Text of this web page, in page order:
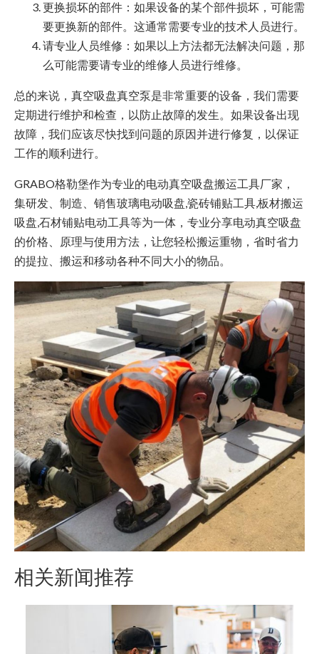
更换损坏的部件：如果设备的某个部件损坏，可能需
要更换新的部件。这通常需要专业的技术人员进行。
请专业人员维修：如果以上方法都无法解决问题，那
么可能需要请专业的维修人员进行维修。
总的来说，真空吸盘真空泵是非常重要的设备，我们需要
定期进行维护和检查，以防止故障的发生。如果设备出现
故障，我们应该尽快找到问题的原因并进行修复，以保证
工作的顺利进行。
GRABO格勒堡作为专业的电动真空吸盘搬运工具厂家，
集研发、制造、销售玻璃电动吸盘,瓷砖铺贴工具,板材搬运
吸盘,石材铺贴电动工具等为一体，专业分享电动真空吸盘
的价格、原理与使用方法，让您轻松搬运重物，省时省力
的提拉、搬运和移动各种不同大小的物品。
相关新闻推荐